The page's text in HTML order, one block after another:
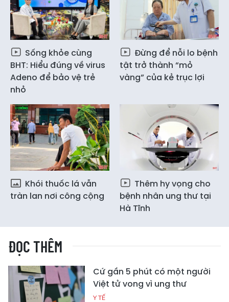
Sống khỏe cùng
BHT: Hiểu đúng về virus
Adeno để bảo vệ trẻ
nhỏ
Đừng để nỗi lo bệnh
tật trở thành “mỏ
vàng” của kẻ trục lợi
Khói thuốc lá vẫn
tràn lan nơi công cộng
Thêm hy vọng cho
bệnh nhân ung thư tại
Hà Tĩnh
ĐỌC THÊM
Cứ gần 5 phút có một người
Việt tử vong vì ung thư
Y TẾ